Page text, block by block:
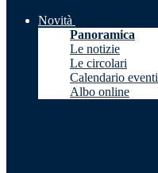
Novità
Panoramica
Le notizie
Le circolari
Calendario eventi
Albo online